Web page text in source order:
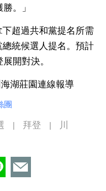
。」
超過共和黨提名所需
統候選人提名。預計
開對決。
湖莊園連線報導
團
拜登
川